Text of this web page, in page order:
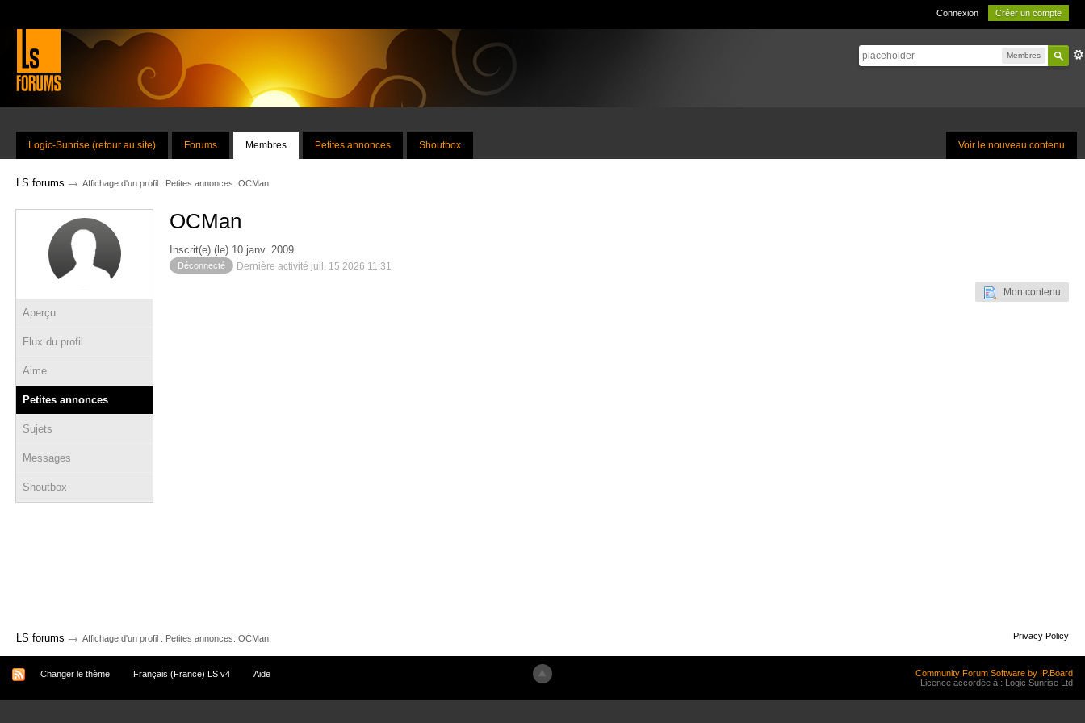
Connexion Créer un compte
Membres
Voir le nouveau contenu
Logic-Sunrise (retour au site) Forums Membres Petites annonces Shoutbox
LS forums → Affichage d'un profil : Petites annonces: OCMan
Aperçu
Flux du profil
Aime
Petites annonces
Sujets
Messages
Shoutbox
OCMan
Inscrit(e) (le) 10 janv. 2009
Déconnecté Dernière activité juil. 15 2026 11:31
Mon contenu
LS forums → Affichage d'un profil : Petites annonces: OCMan Privacy Policy
Changer le thème Français (France) LS v4 Aide
Community Forum Software by IP.Board
Licence accordée à : Logic Sunrise Ltd